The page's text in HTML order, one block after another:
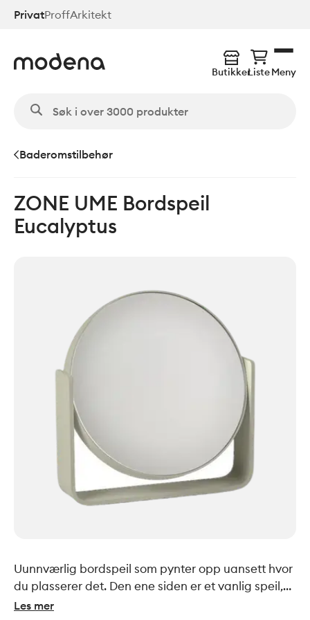
Hopp
PrivatProffArkitekt
ButikkerListeMeny
Baderomstilbehør
ZONE UME Bordspeil
Eucalyptus
Uunnværlig bordspeil som pynter opp uansett hvor
du plasserer det. Den ene siden er et vanlig speil,
mens den andre siden forstørrer hele fem ganger.
Les mer